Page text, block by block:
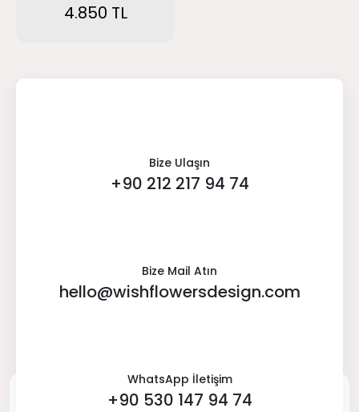
4.850 TL
Bize Ulaşın
+90 212 217 94 74
Bize Mail Atın
hello@wishflowersdesign.com
WhatsApp İletişim
+90 530 147 94 74